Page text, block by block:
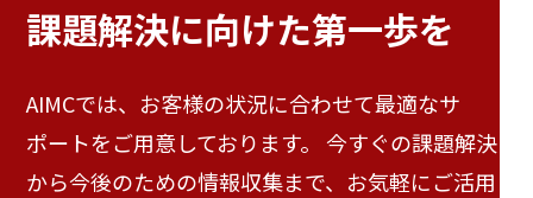
課題解決に向けた第一歩を
AIMCでは、お客様の状況に合わせて最適なサ
ポートをご用意しております。 今すぐの課題解決
から今後のための情報収集まで、お気軽にご活用